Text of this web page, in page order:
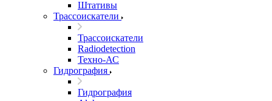
Штативы
Трассоискатели
Трассоискатели
Radiodetection
Техно-АС
Гидрография
Гидрография